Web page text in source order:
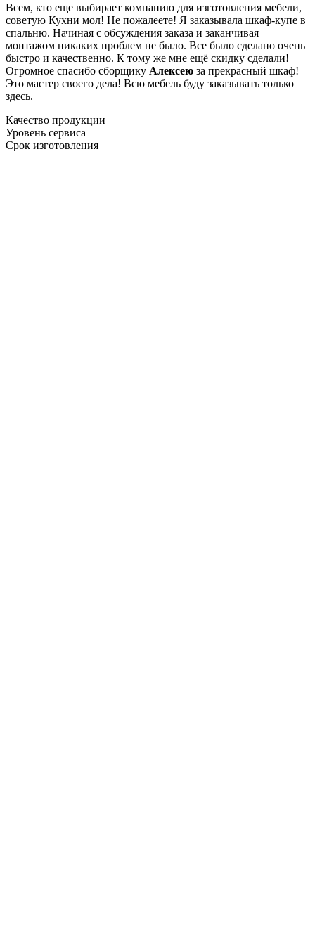
Всем, кто еще выбирает компанию для изготовления мебели,
советую Кухни мол! Не пожалеете! Я заказывала шкаф-купе в
спальню. Начиная с обсуждения заказа и заканчивая
монтажом никаких проблем не было. Все было сделано очень
быстро и качественно. К тому же мне ещё скидку сделали!
Огромное спасибо сборщику Алексею за прекрасный шкаф!
Это мастер своего дела! Всю мебель буду заказывать только
здесь.
Качество продукции
Уровень сервиса
Срок изготовления